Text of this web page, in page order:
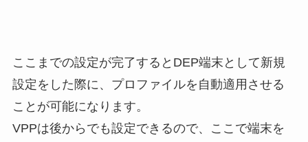
ここまでの設定が完了するとDEP端末として新規
設定をした際に、プロファイルを自動適用させる
ことが可能になります。
VPPは後からでも設定できるので、ここで端末を